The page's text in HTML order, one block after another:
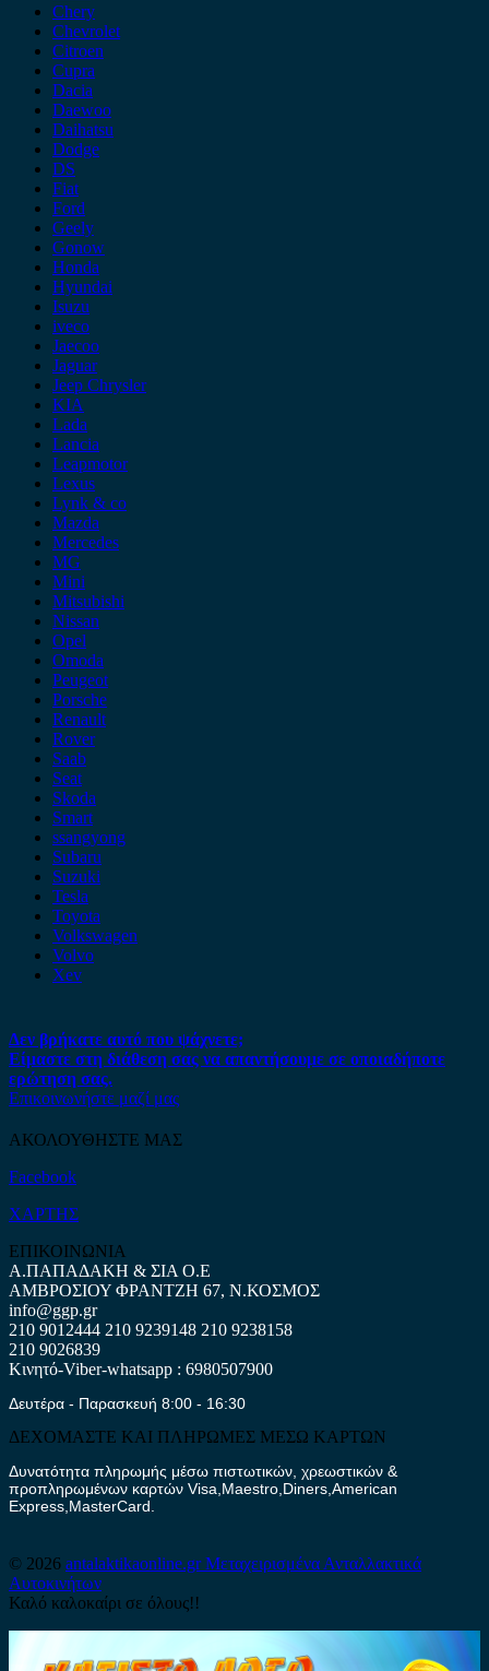
Chery
Chevrolet
Citroen
Cupra
Dacia
Daewoo
Daihatsu
Dodge
DS
Fiat
Ford
Geely
Gonow
Honda
Hyundai
Isuzu
iveco
Jaecoo
Jaguar
Jeep Chrysler
KIA
Lada
Lancia
Leapmotor
Lexus
Lynk & co
Mazda
Mercedes
MG
Mini
Mitsubishi
Nissan
Opel
Omoda
Peugeot
Porsche
Renault
Rover
Saab
Seat
Skoda
Smart
ssangyong
Subaru
Suzuki
Tesla
Toyota
Volkswagen
Volvo
Xev
Δεν βρήκατε αυτό που ψάχνετε;
Είμαστε στη διάθεση σας να απαντήσουμε σε οποιαδήποτε
ερώτηση σας.
Επικοινωνήστε μαζί μας
ΑΚΟΛΟΥΘΗΣΤΕ ΜΑΣ
Facebook
ΧΑΡΤΗΣ
ΕΠΙΚΟΙΝΩΝΙΑ
Α.ΠΑΠΑΔΑΚΗ & ΣΙΑ Ο.Ε
ΑΜΒΡΟΣΙΟΥ ΦΡΑΝΤΖΗ 67, Ν.ΚΟΣΜΟΣ
info@ggp.gr
210 9012444 210 9239148 210 9238158
210 9026839
Κινητό-Viber-whatsapp : 6980507900
Δευτέρα - Παρασκευή 8:00 - 16:30
ΔΕΧΟΜΑΣΤΕ ΚΑΙ ΠΛΗΡΩΜΕΣ ΜΕΣΩ ΚΑΡΤΩΝ
Δυνατότητα πληρωμής μέσω πιστωτικών, χρεωστικών &
προπληρωμένων καρτών Visa,Maestro,Diners,American
Express,MasterCard.
© 2026 antalaktikaonline.grΜεταχειρισμένα Ανταλλακτικά
Αυτοκινήτων
Καλό καλοκαίρι σε όλους!!